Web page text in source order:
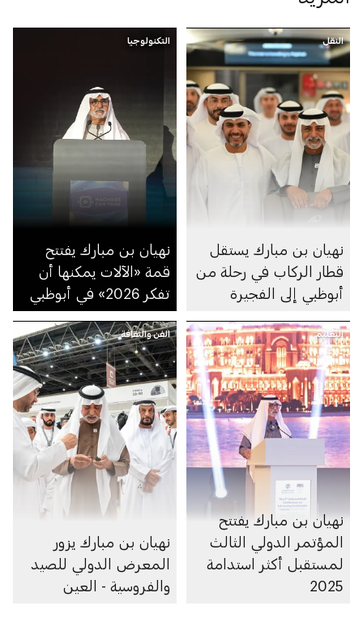
النقل
نهيان بن مبارك يستقل
قطار الركاب في رحلة من
أبوظبي إلى الفجيرة
التكنولوجيا
نهيان بن مبارك يفتتح
قمة «الآلات يمكنها أن
تفكر 2026» في أبوظبي
التعليم
نهيان بن مبارك يفتتح
المؤتمر الدولي الثالث
لمستقبل أكثر استدامة
2025
الفن والثقافة
نهيان بن مبارك يزور
المعرض الدولي للصيد
والفروسية - العين